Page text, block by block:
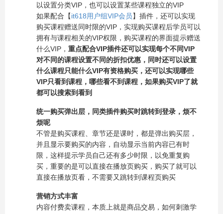
以设置分类VIP，也可以设置某些课程独立的VIP
如果配合【it618用户组VIP会员】插件，还可以实现
购买课程赠送同时限的VIP，实现购买课程后学员可以
拥有与课程相关的VIP权限，购买课程的界面提示赠送
什么VIP， 重点配合VIP插件还可以实现每个不同VIP
对不同的课程设置不同的折扣优惠，同时还可以设置
什么课程只能什么VIP有资格购买，还可以实现哪些
VIP只看到课程，哪些看不到课程，如果购买VIP了就
都可以搜索到看到
统一购买弹出层，同类插件购买时跳转到登录，烦不
烦呢
不管是购买课程、章节还是课时，都是弹出购买层，
并且显示要购买的内容，自动显示当前内容已有时
限，这样提示学员自己还有多少时限，以免重复购
买，重要的是可以直接在播放页购买，购买了就可以
直接在播放页看，不需要又跳转到课程页购买
营销方式丰富
内容付费卖课程，本质上就是商品交易，如何刺激学